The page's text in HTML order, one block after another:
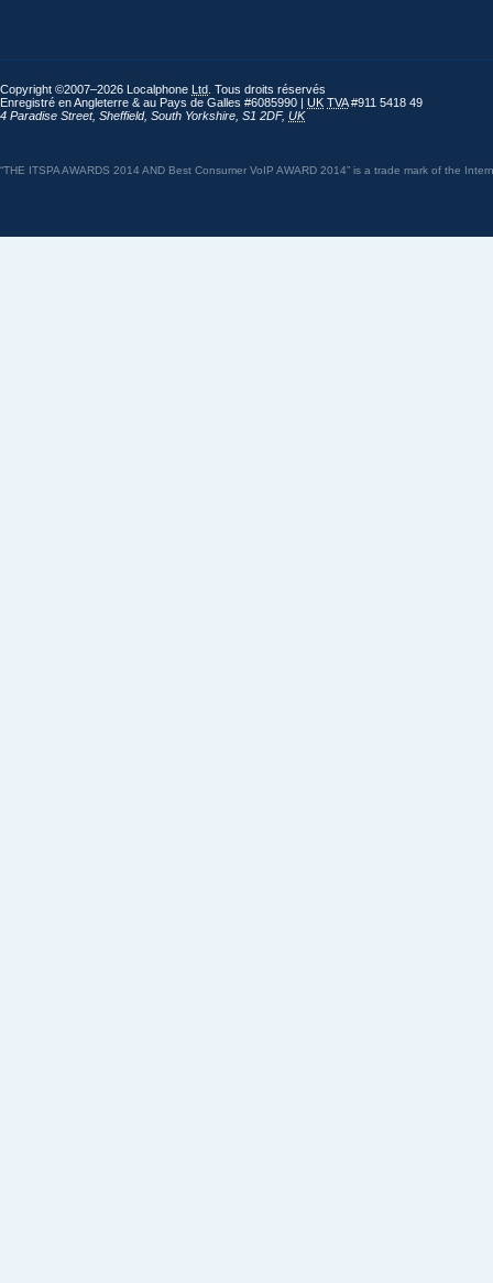
Copyright ©2007–2026 Localphone Ltd . Tous droits réservés
Enregistré en Angleterre & au Pays de Galles #6085990 | UK TVA#911 5418 49
4 Paradise Street, Sheffield, South Yorkshire S1 2DF, UK
“THE ITSPA AWARDS 2014 AND Best Consumer VoIP AWARD 2014” is a trade mark of the